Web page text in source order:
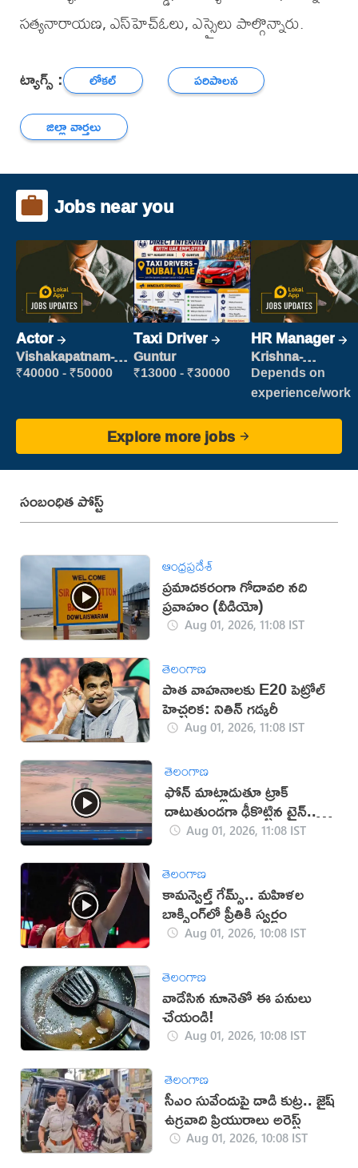
సత్యనారాయణ, ఎస్‌హెచ్‌ఓలు, ఎస్సైలు పాల్గొన్నారు.
ట్యాగ్స్ : లోకల్
పరిపాలన
జిల్లా వార్తలు
Jobs near you
Actor
Vishakapatnam-
new
₹40000 - ₹50000
Taxi Driver
Guntur
₹13000 - ₹30000
HR Manager
Krishna-
vijayawada
Depends on
experience/work
Explore more jobs
సంబంధిత పోస్ట్
ఆంధ్రప్రదేశ్
ప్రమాదకరంగా గోదావరి నది
ప్రవాహం (వీడియో)
Aug 01, 2026, 11:08 IST
తెలంగాణ
పాత వాహనాలకు E20 పెట్రోల్
హెచ్చరిక: నితిన్ గడ్కరీ
Aug 01, 2026, 11:08 IST
తెలంగాణ
ఫోన్ మాట్లాడుతూ ట్రాక్
దాటుతుండగా ఢీకొట్టిన ట్రైన్..
వ్యక్తి మృతి
Aug 01, 2026, 11:08 IST
తెలంగాణ
కామన్వెల్త్ గేమ్స్‌.. మహిళల
బాక్సింగ్‌లో ప్రీతికి స్వర్ణం
Aug 01, 2026, 10:08 IST
తెలంగాణ
వాడేసిన నూనెతో ఈ పనులు
చేయండి!
Aug 01, 2026, 10:08 IST
తెలంగాణ
సీఎం సువేందుపై దాడి కుట్ర.. జైష్
ఉగ్రవాది ప్రియురాలు అరెస్ట్
Aug 01, 2026, 10:08 IST